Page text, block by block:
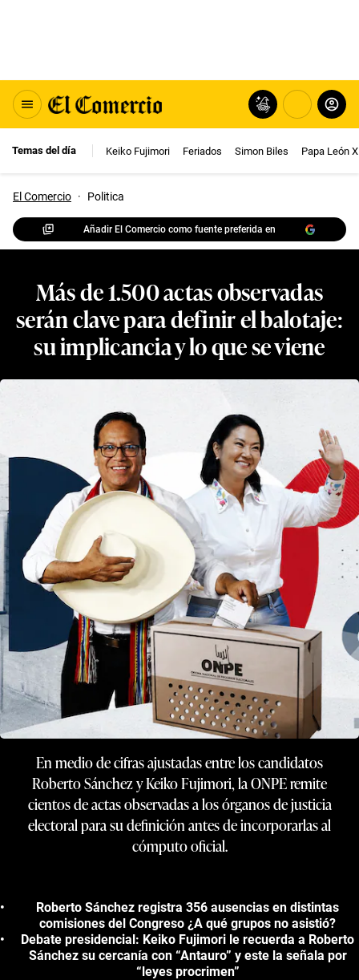
Temas del día Keiko Fujimori Feriados Simon Biles Papa León
El Comercio · Politica
Añadir El Comercio como fuente preferida en
Más de 1.500 actas observadas
serán clave para definir el balotaje:
su implicancia y lo que se viene
En medio de cifras ajustadas entre los candidatos
Roberto Sánchez y Keiko Fujimori, la ONPE remite
cientos de actas observadas a los órganos de justicia
electoral para su definición antes de incorporarlas al
cómputo oficial.
Roberto Sánchez registra 356 ausencias en distintas
comisiones del Congreso ¿A qué grupos no asistió?
Debate presidencial: Keiko Fujimori le recuerda a Roberto
Sánchez su cercanía con “Antauro” y este la señala por
“leyes procrimen”